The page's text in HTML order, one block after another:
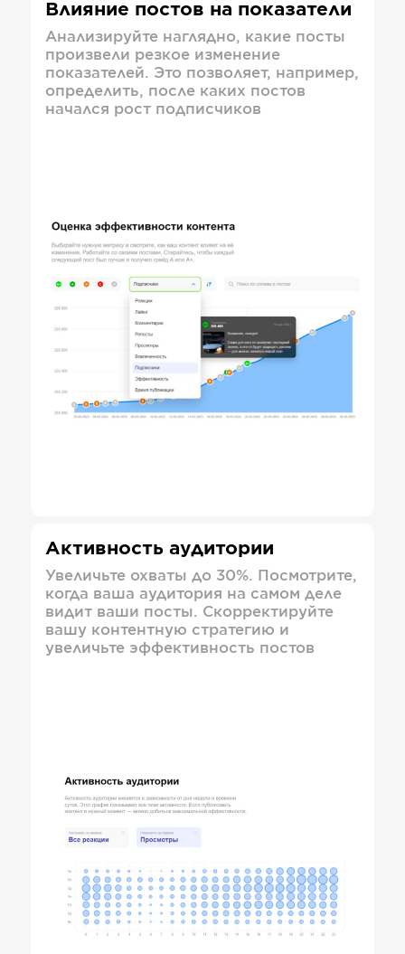
Влияние постов на показатели
Анализируйте наглядно, какие посты
произвели резкое изменение
показателей. Это позволяет, например,
определить, после каких постов
начался рост подписчиков
Активность аудитории
Увеличьте охваты до 30%. Посмотрите,
когда ваша аудитория на самом деле
видит ваши посты. Скорректируйте
вашу контентную стратегию и
увеличьте эффективность постов